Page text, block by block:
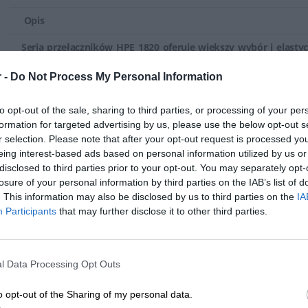
- Do Not Process My Personal Information
opt-out of the sale, sharing to third parties, or processing of your
for targeted advertising by us, please use the below opt-out
selection. Please note that after your opt-out request is processed
interest-based ads based on personal information utilized by us
to third parties prior to your opt-out. You may separately
of your personal information by third parties on the IAB’s list of
This information may also be disclosed by us to third parties on the
Participants that may further disclose it to other third parties.
Data Processing Opt Outs
opt-out of the Sharing of my personal data.
niezawodną transmisję danych w sieci. Ich różnorodność, funkcje
wydajność są kluczowe dla zapewnienia sprawnej pracy sieci oraz
Opis
Seria przełączników HPE 1820 oferuje większy wybór i
wymagają łatwości użytkowania i niższego całkowitego
zapewnia większy komfort użytkowania sieci. Są to
Ethernet warstwy 2 w stałej konfiguracji w ramach
najnowszymi funkcjami oszczędzania energii. Przełączniki
pracy, a działanie sieci można szczegółowo konfigurować
opartego na przeglądarce.
Najważniejsze punkty sprzedaży
Łatwa obsługa, wdrażanie i zarządzanie
Przełączniki z serii HPE 1820 oferują intuicyjny interfejs
oknem nawigacji, który ułatwia zarządzanie urządzeniami
Seria obejmuje pełną ofertę opcji zwiększających
stelażu, w tym trzy modele bez obsługi standardu Power
wyposażone w porty SFP do połączeń światłowodowych.